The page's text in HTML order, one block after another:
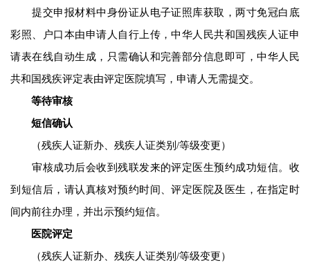
提交申报材料中身份证从电子证照库获取，两寸免冠白底
彩照、户口本由申请人自行上传，中华人民共和国残疾人证申
请表在线自动生成，只需确认和完善部分信息即可，中华人民
共和国残疾评定表由评定医院填写，申请人无需提交。
等待审核
短信确认
（残疾人证新办、残疾人证类别/等级变更）
审核成功后会收到残联发来的评定医生预约成功短信。收
到短信后，请认真核对预约时间、评定医院及医生，在指定时
间内前往办理，并出示预约短信。
医院评定
（残疾人证新办、残疾人证类别/等级变更）